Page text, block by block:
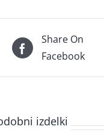
Share On
Facebook
izdelki